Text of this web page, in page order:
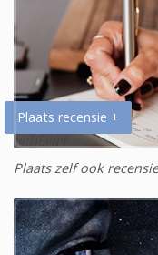
Plaats recensie +
Plaats zelf ook recensie